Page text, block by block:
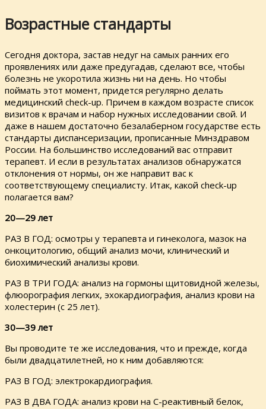
Возрастные стандарты
Сегодня доктора, застав недуг на самых ранних его
проявлениях или даже предугадав, сделают все, чтобы
болезнь не укоротила жизнь ни на день. Но чтобы
поймать этот момент, придется регулярно делать
медицинский check-up. Причем в каждом возрасте список
визитов к врачам и набор нужных исследовании свой. И
даже в нашем достаточно безалаберном государстве есть
стандарты диспансеризации, прописанные Минздравом
России. На большинство исследований вас отправит
терапевт. И если в результатах анализов обнаружатся
отклонения от нормы, он же направит вас к
соответствующему специалисту. Итак, какой check-up
полагается вам?
20—29 лет
РАЗ В ГОД: осмотры у терапевта и гинеколога, мазок на
онкоцитологию, общий анализ мочи, клинический и
биохимический анализы крови.
РАЗ В ТРИ ГОДА: анализ на гормоны щитовидной железы,
флюорография легких, эхокардиография, анализ крови на
холестерин (с 25 лет).
30—39 лет
Вы проводите те же исследования, что и прежде, когда
были двадцатилетней, но к ним добавляются:
РАЗ В ГОД: электрокардиография.
РАЗ В ДВА ГОДА: анализ крови на С-реактивный белок,